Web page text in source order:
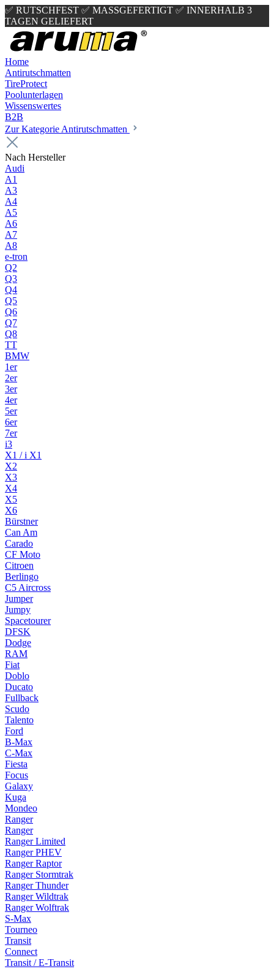
✅ RUTSCHFEST ✅ MASSGEFERTIGT ✅ INNERHALB 3
TAGEN GELIEFERT
Home
Antirutschmatten
TireProtect
Poolunterlagen
Wissenswertes
B2B
Zur Kategorie Antirutschmatten
Nach Hersteller
Audi
A1
A3
A4
A5
A6
A7
A8
e-tron
Q2
Q3
Q4
Q5
Q6
Q7
Q8
TT
BMW
1er
2er
3er
4er
5er
6er
7er
i3
X1 / i X1
X2
X3
X4
X5
X6
Bürstner
Can Am
Carado
CF Moto
Citroen
Berlingo
C5 Aircross
Jumper
Jumpy
Spacetourer
DFSK
Dodge
RAM
Fiat
Doblo
Ducato
Fullback
Scudo
Talento
Ford
B-Max
C-Max
Fiesta
Focus
Galaxy
Kuga
Mondeo
Ranger
Ranger
Ranger Limited
Ranger PHEV
Ranger Raptor
Ranger Stormtrak
Ranger Thunder
Ranger Wildtrak
Ranger Wolftrak
S-Max
Tourneo
Transit
Connect
Transit / E-Transit